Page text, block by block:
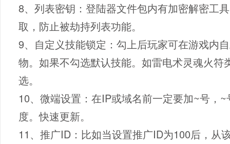
8、列表密钥：登陆器文件包内有加密解密工
取，防止被劫持列表功能。
9、自定义技能锁定：勾上后玩家可在游戏内
物。如果不勾选默认技能。如雷电术灵魂火
选。
10、微端设置：在IP或域名前一定要加~号，
度。快速更新。
11、推广ID：比如当设置推广ID为100后，从